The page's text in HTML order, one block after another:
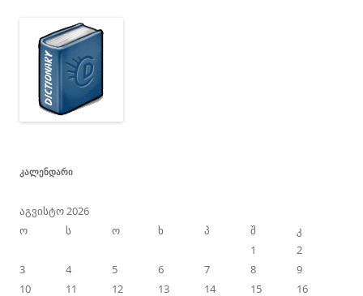
ᲙᲐᲚᲔᲜᲓᲐᲠᲘ
აგვისტო 2026
ო
ს ო ხ პ შ
კ
1
2
3
4 5 6 7 8
9
10
11 12 13 14 15 16